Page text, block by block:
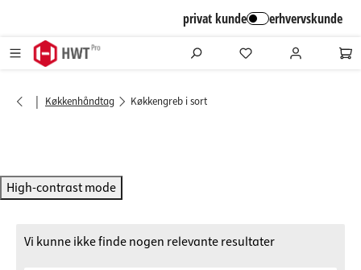
privat kunde erhvervskunde
| Køkkenhåndtag Køkkengreb i sort
High-contrast mode
Vi kunne ikke finde nogen relevante resultater